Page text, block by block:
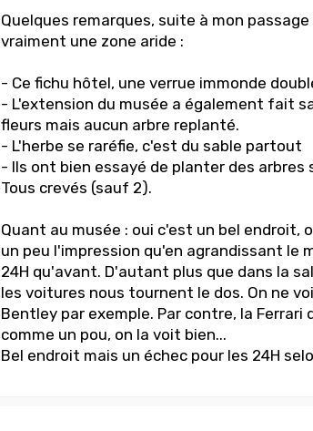
Quelques remarques, suite à mon
vraiment une zone aride :
- Ce fichu hôtel, une verrue immonde
- L'extension du musée a également fait
fleurs mais aucun arbre replanté.
- L'herbe se raréfie, c'est du sable partout
- Ils ont bien essayé de planter des arbres
Tous crevés (sauf 2).
Quant au musée : oui c'est un bel endroit,
un peu l'impression qu'en agrandissant le
24H qu'avant. D'autant plus que dans la
les voitures nous tournent le dos. On ne
Bentley par exemple. Par contre, la
comme un pou, on la voit bien...
Bel endroit mais un échec pour les 24H